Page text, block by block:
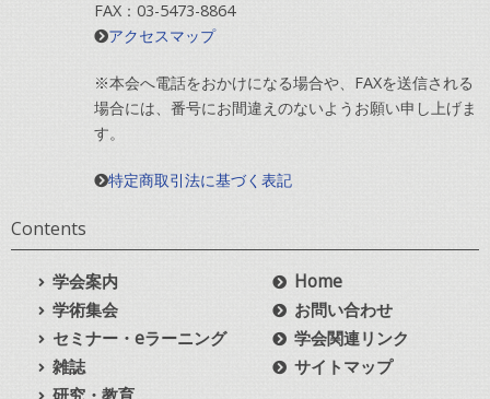
FAX：03-5473-8864
アクセスマップ
※本会へ電話をおかけになる場合や、FAXを送信される
場合には、番号にお間違えのないようお願い申し上げま
す。
特定商取引法に基づく表記
Contents
学会案内
学術集会
セミナー・eラーニング
雑誌
Home
お問い合わせ
学会関連リンク
サイトマップ